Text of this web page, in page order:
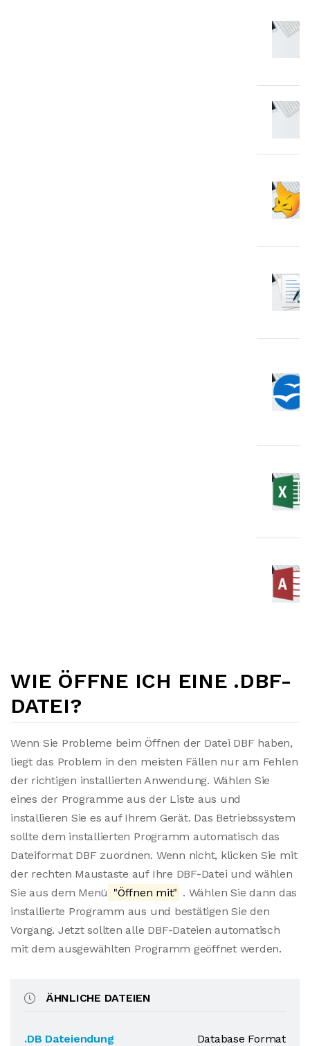
WIE ÖFFNE ICH EINE .DBF-
DATEI?
Wenn Sie Probleme beim Öffnen der Datei DBF haben,
liegt das Problem in den meisten Fällen nur am Fehlen
der richtigen installierten Anwendung. Wählen Sie
eines der Programme aus der Liste aus und
installieren Sie es auf Ihrem Gerät. Das Betriebssystem
sollte dem installierten Programm automatisch das
Dateiformat DBF zuordnen. Wenn nicht, klicken Sie mit
der rechten Maustaste auf Ihre DBF-Datei und wählen
Sie aus dem Menü "Öffnen mit" . Wählen Sie dann das
installierte Programm aus und bestätigen Sie den
Vorgang. Jetzt sollten alle DBF-Dateien automatisch
mit dem ausgewählten Programm geöffnet werden.
ÄHNLICHE DATEIEN
.DB Dateiendung
Database Format